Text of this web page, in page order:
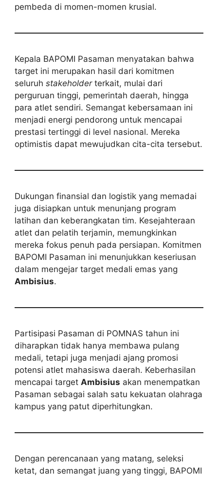
pembeda di momen-momen krusial.
Kepala BAPOMI Pasaman menyatakan bahwa
target ini merupakan hasil dari komitmen
seluruh stakeholderterkait, mulai dari
perguruan tinggi, pemerintah daerah, hingga
para atlet sendiri. Semangat kebersamaan ini
menjadi energi pendorong untuk mencapai
prestasi tertinggi di level nasional. Mereka
optimistis dapat mewujudkan cita-cita tersebut.
Dukungan finansial dan logistik yang memadai
juga disiapkan untuk menunjang program
latihan dan keberangkatan tim. Kesejahteraan
atlet dan pelatih terjamin, memungkinkan
mereka fokus penuh pada persiapan. Komitmen
BAPOMI Pasaman ini menunjukkan keseriusan
dalam mengejar target medali emas yang
Ambisius.
Partisipasi Pasaman di POMNAS tahun ini
diharapkan tidak hanya membawa pulang
medali, tetapi juga menjadi ajang promosi
potensi atlet mahasiswa daerah. Keberhasilan
mencapai target Ambisius akan menempatkan
Pasaman sebagai salah satu kekuatan olahraga
kampus yang patut diperhitungkan.
Dengan perencanaan yang matang, seleksi
ketat, dan semangat juang yang tinggi, BAPOMI